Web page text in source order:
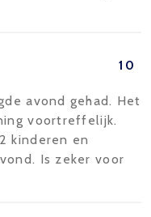
10
avond gehad. Het
voortreffelijk.
kinderen en
Is zeker voor